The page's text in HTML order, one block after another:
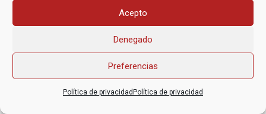
Acepto
Denegado
Preferencias
Política de privacidad Política de privacidad
informacion@derechoamorir.org